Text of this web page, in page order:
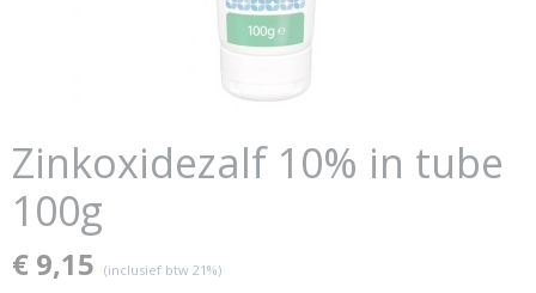
Zinkoxidezalf 10% in tube
100g
€ 9,15 (inclusief btw 21%)